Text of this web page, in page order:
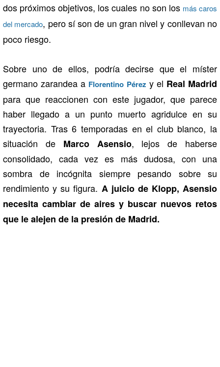
dos próximos objetivos, los cuales no son los más caros
del mercado, pero sí son de un gran nivel y conllevan no
poco riesgo.
Sobre uno de ellos, podría decirse que el míster
germano zarandea a Florentino Pérez y el Real Madrid
para que reaccionen con este jugador, que parece
haber llegado a un punto muerto agridulce en su
trayectoria. Tras 6 temporadas en el club blanco, la
situación de Marco Asensio, lejos de haberse
consolidado, cada vez es más dudosa, con una
sombra de incógnita siempre pesando sobre su
rendimiento y su figura. A juicio de Klopp, Asensio
necesita cambiar de aires y buscar nuevos retos
que le alejen de la presión de Madrid.